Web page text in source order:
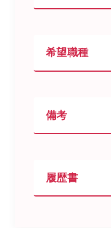
希望職種
備考
履歴書